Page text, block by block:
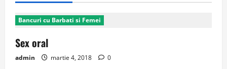
Bancuri cu Barbati si Femei
Sex oral
admin martie 4, 2018 0